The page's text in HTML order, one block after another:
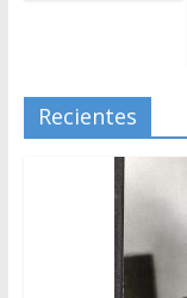
Recientes